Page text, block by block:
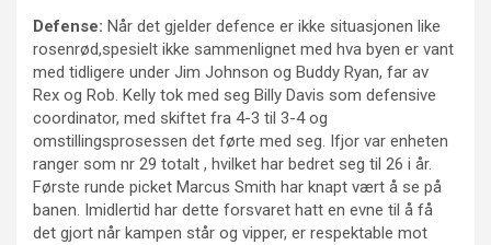
Defense: Når det gjelder defence er ikke situasjonen like
rosenrød,spesielt ikke sammenlignet med hva byen er vant
med tidligere under Jim Johnson og Buddy Ryan, far av
Rex og Rob. Kelly tok med seg Billy Davis som defensive
coordinator, med skiftet fra 4-3 til 3-4 og
omstillingsprosessen det førte med seg. Ifjor var enheten
ranger som nr 29 totalt , hvilket har bedret seg til 26 i år.
Første runde picket Marcus Smith har knapt vært å se på
banen. Imidlertid har dette forsvaret hatt en evne til å få
det gjort når kampen står og vipper, er respektable mot